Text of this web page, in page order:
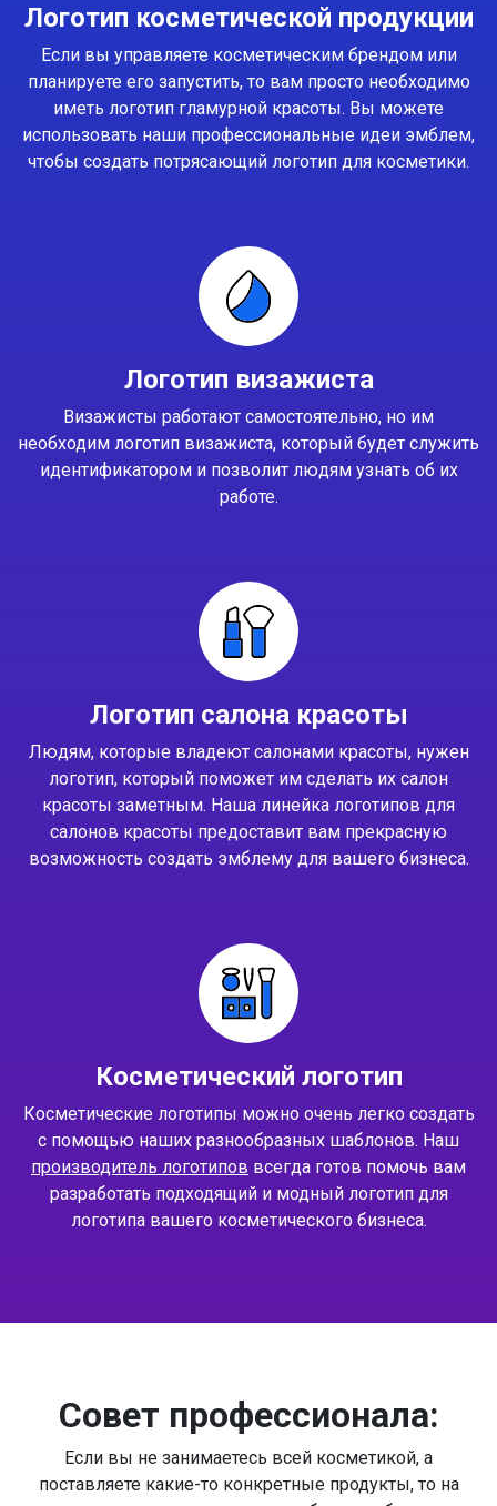
Логотип косметической продукции
Если вы управляете косметическим брендом или
планируете его запустить, то вам просто необходимо
иметь логотип гламурной красоты. Вы можете
использовать наши профессиональные идеи эмблем,
чтобы создать потрясающий логотип для косметики.
Логотип визажиста
Визажисты работают самостоятельно, но им
необходим логотип визажиста, который будет служить
идентификатором и позволит людям узнать об их
работе.
Логотип салона красоты
Людям, которые владеют салонами красоты, нужен
логотип, который поможет им сделать их салон
красоты заметным. Наша линейка логотипов для
салонов красоты предоставит вам прекрасную
возможность создать эмблему для вашего бизнеса.
Косметический логотип
Косметические логотипы можно очень легко создать
с помощью наших разнообразных шаблонов. Наш
производитель логотипов всегда готов помочь вам
разработать подходящий и модный логотип для
логотипа вашего косметического бизнеса.
Совет профессионала:
Если вы не занимаетесь всей косметикой, а
поставляете какие-то конкретные продукты, то на